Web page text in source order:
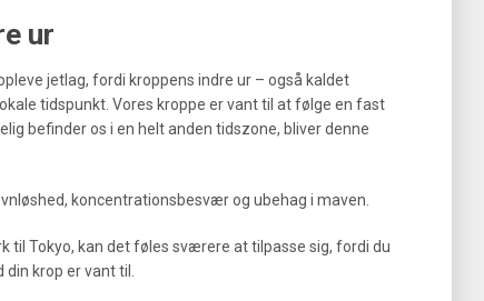
ur
jetlag, fordi kroppens indre ur – også kaldet
tidspunkt. Vores kroppe er vant til at følge en fast
befinder os i en helt anden tidszone, bliver denne
koncentrationsbesvær og ubehag i maven.
til Tokyo, kan det føles sværere at tilpasse sig, fordi du
krop er vant til.